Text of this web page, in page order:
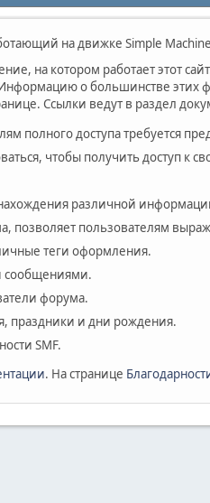
на движке Simple
на котором работает этот
о большинстве этих
Ссылки ведут в раздел
полного доступа требуется
чтобы получить доступ к
различной
позволяет пользователям
теги оформления.
сообщениями.
форума.
праздники и дни рождения.
SMF.
. На странице